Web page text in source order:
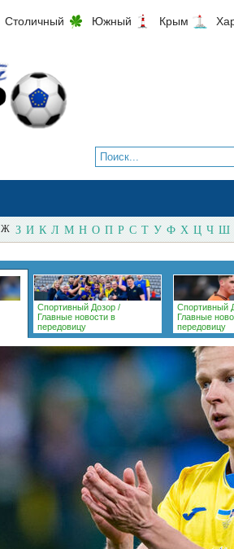
Столичный Южный Крым
Ж З И К Л М Н О П Р С Т У Ф Х Ц Ч Ш
Спортивный Дозор /
Главные новости в
передовицу
Спортивный
Главные
передовицу